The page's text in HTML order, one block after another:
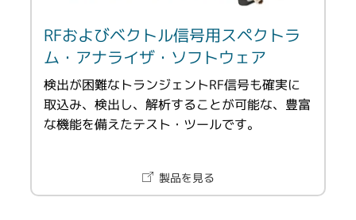
RFおよびベクトル信号用スペクトラ
ム・アナライザ・ソフトウェア
検出が困難なトランジェントRF信号も確実に
取込み、検出し、解析することが可能な、豊富
な機能を備えたテスト・ツールです。
製品を見る